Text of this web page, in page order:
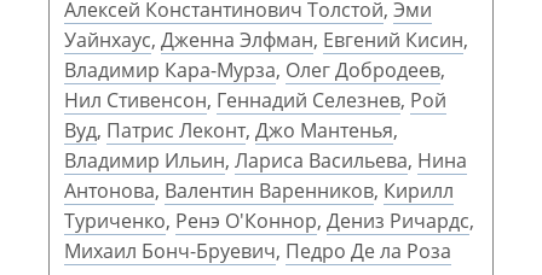
Алексей Константинович Толстой, Эми
Уайнхаус, Дженна Элфман, Евгений Кисин,
Владимир Кара-Мурза, Олег Добродеев,
Нил Стивенсон, Геннадий Селезнев, Рой
Вуд, Патрис Леконт, Джо Мантенья,
Владимир Ильин, Лариса Васильева, Нина
Антонова, Валентин Варенников, Кирилл
Туриченко, Ренэ О'Коннор, Дениз Ричардс,
Михаил Бонч-Бруевич, Педро Де ла Роза